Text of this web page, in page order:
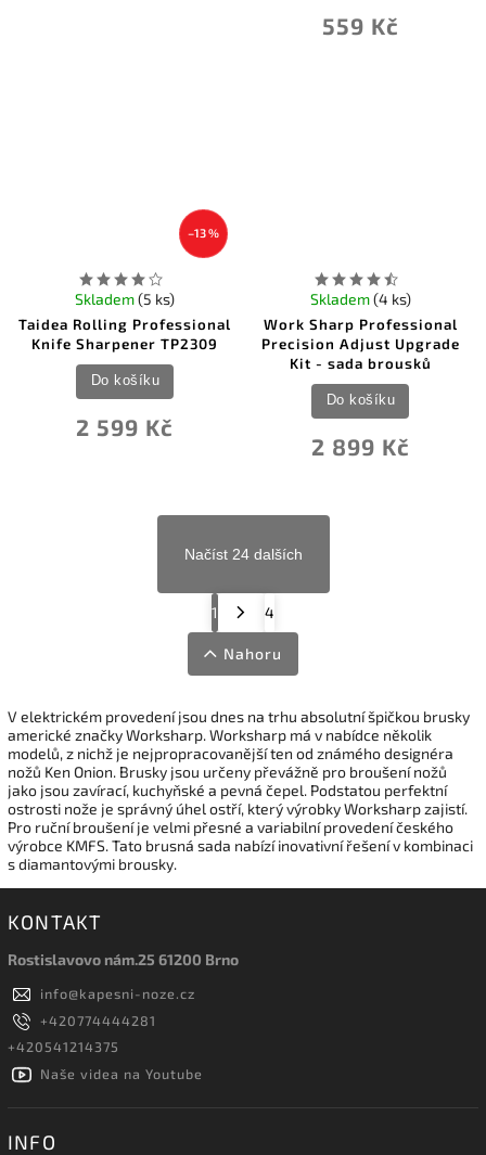
559 Kč
–13 %
Taidea Rolling Professional
Knife Sharpener TP2309
Skladem(5 ks)
2 599 Kč
Do košíku
Work Sharp Professional
Precision Adjust Upgrade
Kit - sada brousků
Skladem(4 ks)
2 899 Kč
Do košíku
Načíst 24 dalších
1 4
Nahoru
V elektrickém provedení jsou dnes na trhu absolutní špičkou brusky
americké značky Worksharp. Worksharp má v nabídce několik
modelů, z nichž je nejpropracovanější ten od známého designéra
nožů Ken Onion. Brusky jsou určeny převážně pro broušení nožů
jako jsou zavírací, kuchyňské a pevná čepel. Podstatou perfektní
ostrosti nože je správný úhel ostří, který výrobky Worksharp zajistí.
Pro ruční broušení je velmi přesné a variabilní provedení českého
výrobce KMFS. Tato brusná sada nabízí inovativní řešení v kombinaci
s diamantovými brousky.
KONTAKT
Rostislavovo nám.25 61200 Brno
info@kapesni-noze.cz
+420774444281
+420541214375
Naše videa na Youtube
INFO